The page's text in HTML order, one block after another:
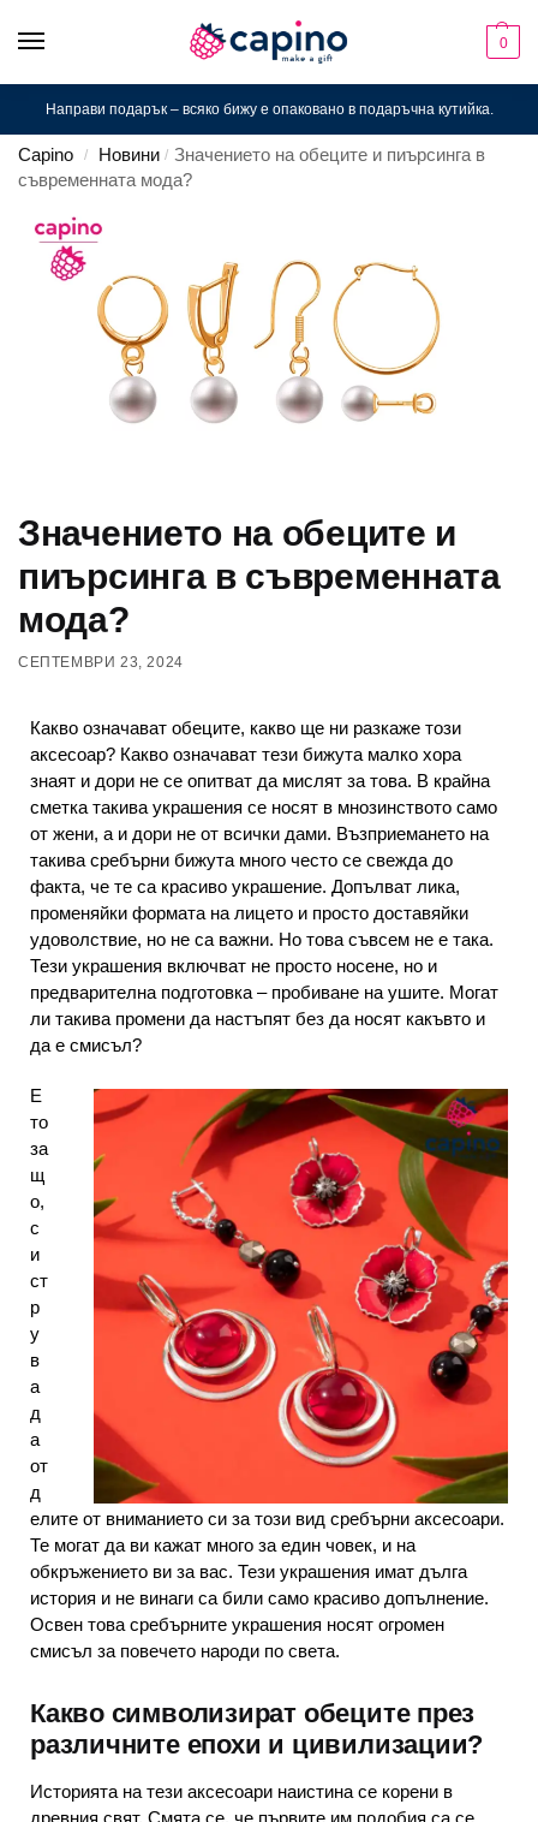
0
Направи подарък – всяко бижу е опаковано в подаръчна кутийка.
Capino / Новини / Значението на обеците и пиърсинга в
съвременната мода?
Значението на обеците и
пиърсинга в съвременната
мода?
СЕПТЕМВРИ 23, 2024
Какво означават обеците, какво ще ни разкаже този
аксесоар? Какво означават тези бижута малко хора
знаят и дори не се опитват да мислят за това. В крайна
сметка такива украшения се носят в мнозинството само
от жени, а и дори не от всички дами. Възприемането на
такива сребърни бижута много често се свежда до
факта, че те са красиво украшение. Допълват лика,
променяйки формата на лицето и просто доставяйки
удоволствие, но не са важни. Но това съвсем не е така.
Тези украшения включват не просто носене, но и
предварителна подготовка – пробиване на ушите. Могат
ли такива промени да настъпят без да носят какъвто и
да е смисъл?
Е
то
за
щ
о,
с
и
ст
р
у
в
а
д
а
от
д
елите от вниманието си за този вид сребърни аксесоари.
Те могат да ви кажат много за един човек, и на
обкръжението ви за вас. Тези украшения имат дълга
история и не винаги са били само красиво допълнение.
Освен това сребърните украшения носят огромен
смисъл за повечето народи по света.
Какво символизират обеците през
различните епохи и цивилизации?
Историята на тези аксесоари наистина се корени в
древния свят. Смята се, че първите им подобия са се